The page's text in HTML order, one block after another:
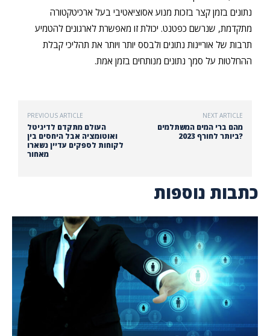
נתונים בזמן קצר בזכות מנוע אסוציאטיבי בעל ארכיטקטורה
מתקדמת, שנרשם כפטנט. יכולת זו מאפשרת לארגונים להטמיע
תרבות של אוריינות נתונים ולבסס יותר ויותר את תהליכי קבלת
ההחלטות על סמך נתונים מנותחים בזמן אמת.
PREVIOUS ARTICLE
העולם מתקדם לדיגיטל
ואוטומציה אבל היחסים בין
לקוחות לספקים עדיין נשארו
מאחור
NEXT ARTICLE
מהם ברי המים המשתלמים
ביותר לחורף 2023?
כתבות נוספות